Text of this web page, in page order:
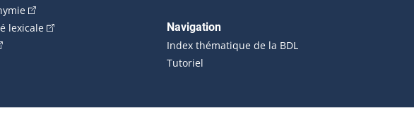
(Cet hyperlien externe s'ouvrira dans une nouvelle fenêtre.)
lexicale(Cet hyperlien externe s'ouvrira dans une nouvelle fenêtre.)
hyperlien externe s'ouvrira dans une nouvelle fenêtre.)
Navigation
Index thématique de la BDL
Tutoriel